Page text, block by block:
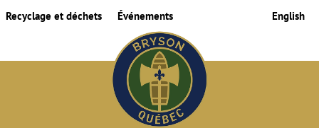
Recyclage et déchets Événements English